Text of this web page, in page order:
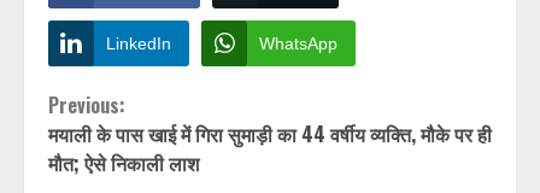
LinkedIn WhatsApp
Continue
Reading
Previous:
मयाली के पास खाई में गिरा सुमाड़ी का 44 वर्षीय व्यक्ति, मौके पर ही
मौत; ऐसे निकाली लाश